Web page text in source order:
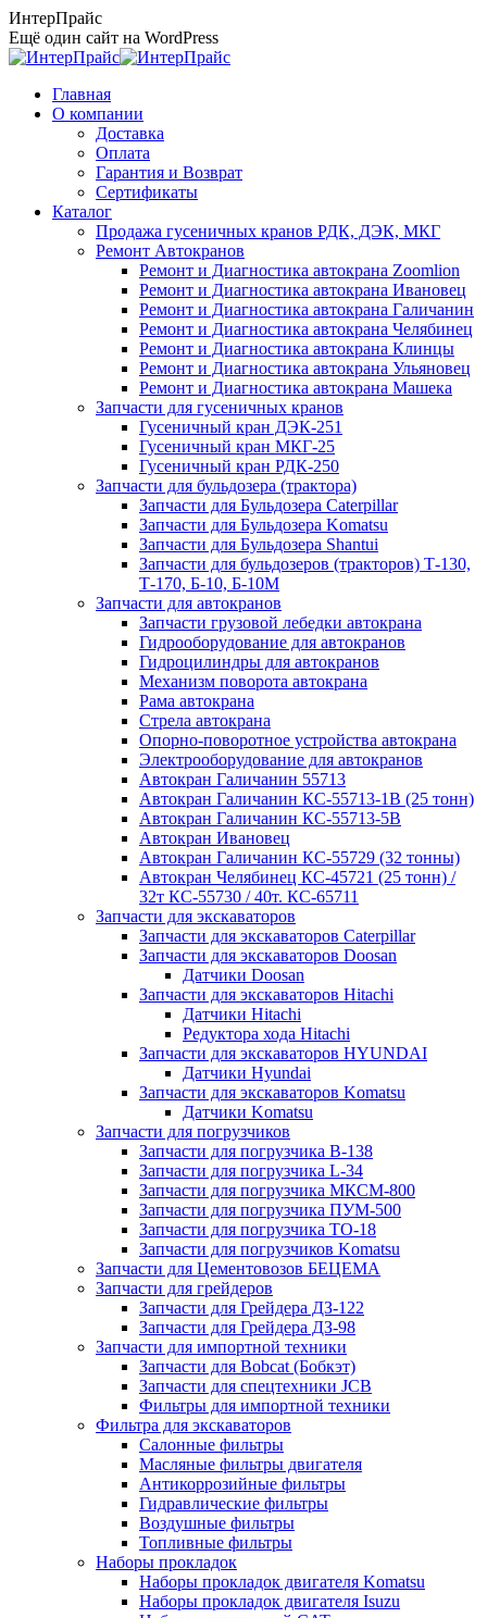
Перейти
к
содержанию
ИнтерПрайс
Ещё один сайт на WordPress
Главная
О компании
Доставка
Оплата
Гарантия и Возврат
Сертификаты
Каталог
Продажа гусеничных кранов РДК, ДЭК, МКГ
Ремонт Автокранов
Ремонт и Диагностика автокрана Zoomlion
Ремонт и Диагностика автокрана Ивановец
Ремонт и Диагностика автокрана Галичанин
Ремонт и Диагностика автокрана Челябинец
Ремонт и Диагностика автокрана Клинцы
Ремонт и Диагностика автокрана Ульяновец
Ремонт и Диагностика автокрана Машека
Запчасти для гусеничных кранов
Гусеничный кран ДЭК-251
Гусеничный кран МКГ-25
Гусеничный кран РДК-250
Запчасти для бульдозера (трактора)
Запчасти для Бульдозера Caterpillar
Запчасти для Бульдозера Komatsu
Запчасти для Бульдозера Shantui
Запчасти для бульдозеров (тракторов) Т-130,
Т-170, Б-10, Б-10М
Запчасти для автокранов
Запчасти грузовой лебедки автокрана
Гидрооборудование для автокранов
Гидроцилиндры для автокранов
Механизм поворота автокрана
Рама автокрана
Стрела автокрана
Опорно-поворотное устройства автокрана
Электрооборудование для автокранов
Автокран Галичанин 55713
Автокран Галичанин КС-55713-1В (25 тонн)
Автокран Галичанин КС-55713-5В
Автокран Ивановец
Автокран Галичанин КС-55729 (32 тонны)
Автокран Челябинец КС-45721 (25 тонн) /
32т КС-55730 / 40т. КС-65711
Запчасти для экскаваторов
Запчасти для экскаваторов Caterpillar
Запчасти для экскаваторов Doosan
Датчики Doosan
Запчасти для экскаваторов Hitachi
Датчики Hitachi
Редуктора хода Hitachi
Запчасти для экскаваторов HYUNDAI
Датчики Hyundai
Запчасти для экскаваторов Komatsu
Датчики Komatsu
Запчасти для погрузчиков
Запчасти для погрузчика B-138
Запчасти для погрузчика L-34
Запчасти для погрузчика МКСМ-800
Запчасти для погрузчика ПУМ-500
Запчасти для погрузчика ТО-18
Запчасти для погрузчиков Komatsu
Запчасти для Цементовозов БЕЦЕМА
Запчасти для грейдеров
Запчасти для Грейдера ДЗ-122
Запчасти для Грейдера ДЗ-98
Запчасти для импортной техники
Запчасти для Bobcat (Бобкэт)
Запчасти для спецтехники JCB
Фильтры для импортной техники
Фильтра для экскаваторов
Салонные фильтры
Масляные фильтры двигателя
Антикоррозийные фильтры
Гидравлические фильтры
Воздушные фильтры
Топливные фильтры
Наборы прокладок
Наборы прокладок двигателя Komatsu
Наборы прокладок двигателя Isuzu